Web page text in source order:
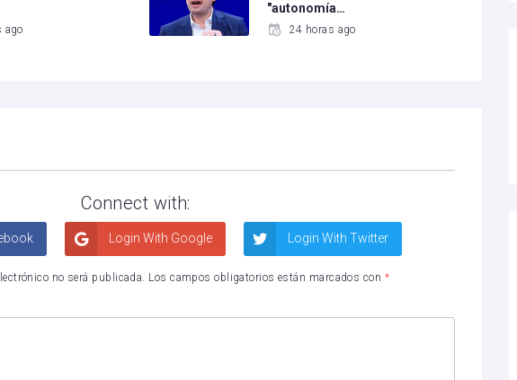
ago
"autonomía…
24 horas ago
Connect with:
Login With Google Login With Twitter
no será publicada. Los campos obligatorios están marcados con *